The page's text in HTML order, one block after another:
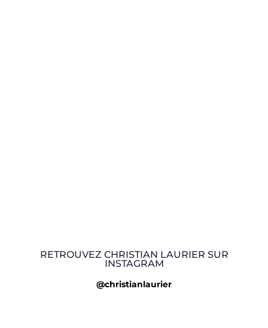
RETROUVEZ CHRISTIAN LAURIER SUR
INSTAGRAM
@christianlaurier